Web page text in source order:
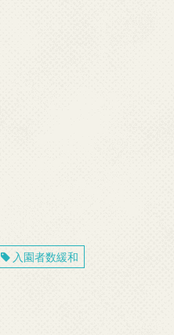
入園者数緩和